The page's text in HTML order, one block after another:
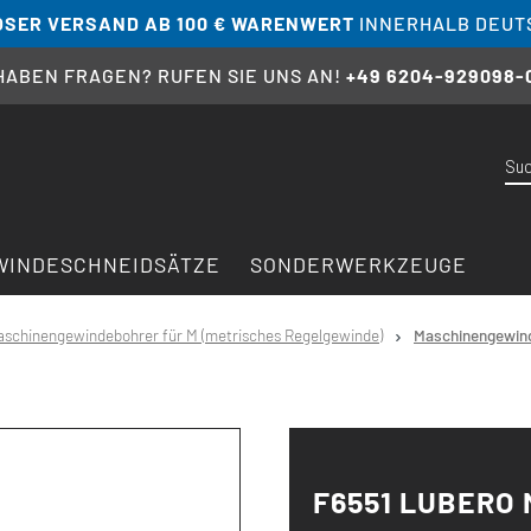
VERSAND AB 100 € WARENWERT INNERHALB
FRAGEN? RUFEN SIE UNS AN! +49 6204-929098-
SONDERWERKZEUGE
für M (metrisches Regelgewinde)
F6551